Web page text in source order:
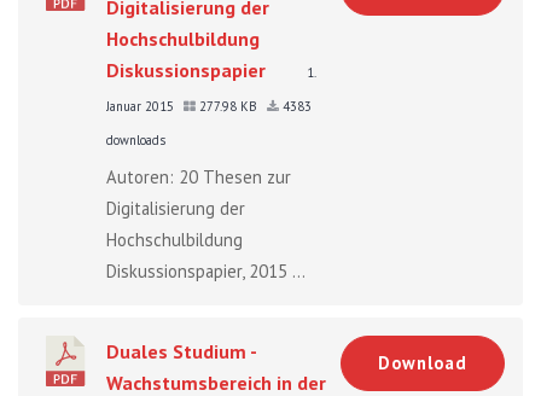
Digitalisierung der
Hochschulbildung
Diskussionspapier
1.
Januar 2015
277.98 KB
4383
downloads
Autoren: 20 Thesen zur
Digitalisierung der
Hochschulbildung
Diskussionspapier, 2015 ...
Duales Studium -
Wachstumsbereich in der
Download